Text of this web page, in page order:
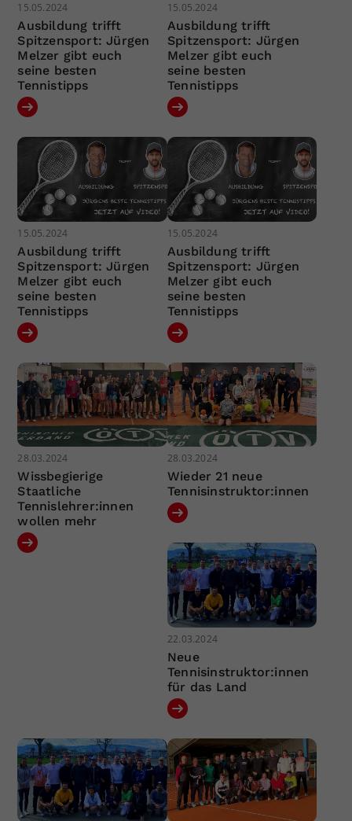
15.05.2024
Ausbildung trifft
Spitzensport: Jürgen
Melzer gibt euch
seine besten
Tennistipps
15.05.2024
Ausbildung trifft
Spitzensport: Jürgen
Melzer gibt euch
seine besten
Tennistipps
15.05.2024
Ausbildung trifft
Spitzensport: Jürgen
Melzer gibt euch
seine besten
Tennistipps
15.05.2024
Ausbildung trifft
Spitzensport: Jürgen
Melzer gibt euch
seine besten
Tennistipps
28.03.2024
Wissbegierige
Staatliche
Tennislehrer:innen
wollen mehr
28.03.2024
Wieder 21 neue
Tennisinstruktor:innen
22.03.2024
Neue
Tennisinstruktor:innen
für das Land